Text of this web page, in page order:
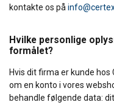
kontakte os på
Hvilke personlige
formålet?
Hvis dit firma er kunde hos
om en konto i vores
behandle følgende data: